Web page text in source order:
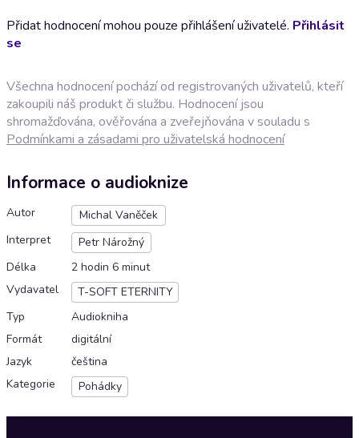
Přidat hodnocení mohou pouze přihlášení uživatelé. Přihlásit
se
Všechna hodnocení pochází od registrovaných uživatelů, kteří
zakoupili náš produkt či službu. Hodnocení jsou
shromažďována, ověřována a zveřejňována v souladu s
Podmínkami a zásadami pro uživatelská hodnocení
Informace o audioknize
Autor
Michal Vaněček
Interpret
Petr Nárožný
Délka
2 hodin 6 minut
Vydavatel
T-SOFT ETERNITY
Typ
Audiokniha
Formát
digitální
Jazyk
čeština
Kategorie
Pohádky